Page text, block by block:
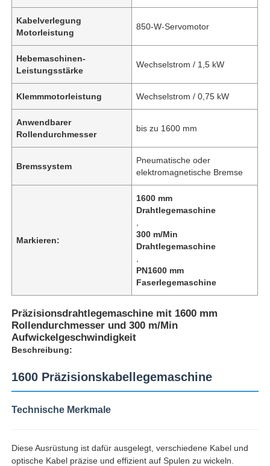
Kabelverlegung
Motorleistung
850-W-Servomotor
Hebemaschinen-
Leistungsstärke
Wechselstrom / 1,5 kW
Klemmmotorleistung Wechselstrom / 0,75 kW
Anwendbarer
Rollendurchmesser
bis zu 1600 mm
Bremssystem
Pneumatische oder
elektromagnetische Bremse
Markieren:
1600 mm
Drahtlegemaschine
300 m/Min
Drahtlegemaschine
PN1600 mm
Faserlegemaschine
Präzisionsdrahtlegemaschine mit 1600 mm
Rollendurchmesser und 300 m/Min
Aufwickelgeschwindigkeit
Beschreibung:
1600 Präzisionskabellegemaschine
Technische Merkmale
Diese Ausrüstung ist dafür ausgelegt, verschiedene Kabel und
optische Kabel präzise und effizient auf Spulen zu wickeln.